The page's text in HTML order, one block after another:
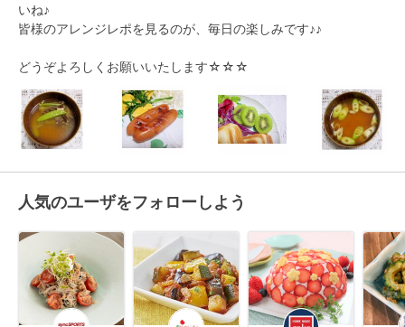
いね♪
皆様のアレンジレポを見るのが、毎日の楽しみです♪♪
どうぞよろしくお願いいたします☆☆☆
人気のユーザをフォローしよう